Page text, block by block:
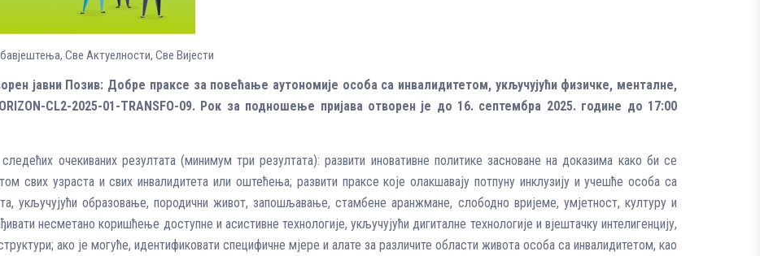
, Све Aктуелности, Све Вијести
јавни Позив: Добре праксе за повећање аутономије особа са инвалидитетом, укључујући физичке, менталне,
CL2-2025-01-TRANSFO-09. Рок за подношење пријава отворен је до 16. септембра 2025. године до 17:00
очекиваних резултата (минимум три резултата): развити иновативне политике засноване на доказима како би се
свих узраста и свих инвалидитета или оштећења; развити праксе које олакшавају потпуну инклузију и учешће особа са
укључујући образовање, породични живот, запошљавање, стамбене аранжмане, слободно вријеме, умјетност, културу и
несметано коришћење доступне и асистивне технологије, укључујући дигиталне технологије и вјештачку интелигенцију,
aко је могуће, идентификовати специфичне мјере и алате за различите области живота особа са инвалидитетом, као